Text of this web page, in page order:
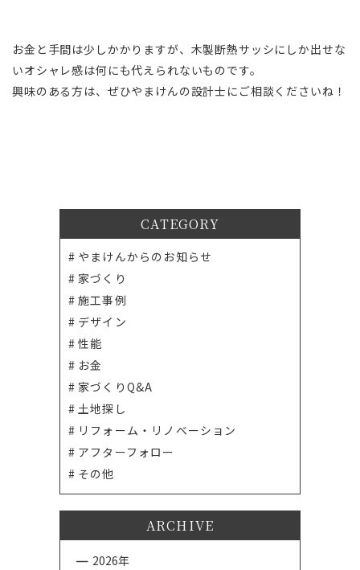
お金と手間は少しかかりますが、木製断熱サッシにしか出せな
いオシャレ感は何にも代えられないものです。
興味のある方は、ぜひやまけんの設計士にご相談くださいね！
CATEGORY
やまけんからのお知らせ
家づくり
施工事例
デザイン
性能
お金
家づくりQ&A
土地探し
リフォーム・リノベーション
アフターフォロー
その他
ARCHIVE
2026年